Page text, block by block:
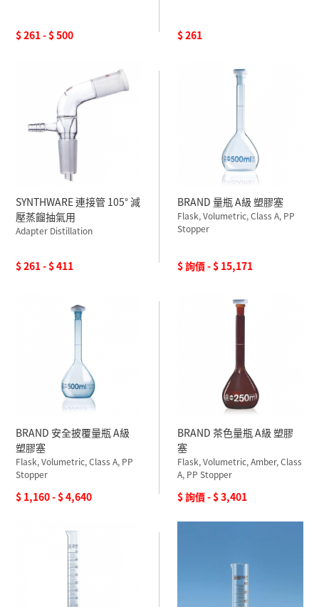
$ 261 - $ 500 $ 261
SYNTHWARE 連接管 105° 減
壓蒸餾抽氣用
Adapter Distillation
$ 261 - $ 411
BRAND 量瓶 A級 塑膠塞
Flask, Volumetric, Class A, PP
Stopper
$ 詢價 - $ 15,171
BRAND 安全披覆量瓶 A級
塑膠塞
Flask, Volumetric, Class A, PP
Stopper
$ 1,160 - $ 4,640
BRAND 茶色量瓶 A級 塑膠
塞
Flask, Volumetric, Amber, Class
A, PP Stopper
$ 詢價 - $ 3,401